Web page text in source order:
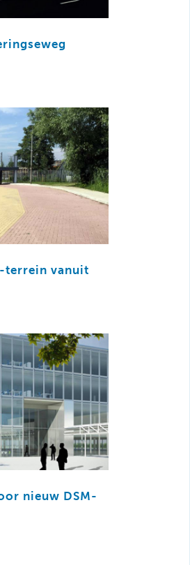
terrein vanuit
nieuw DSM-